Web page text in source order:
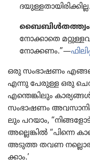
ദ​യു​ള്ള​താ​യി​രി​ക്കില്ല.
നോക്കാ​തെ
നോക്കണം.”—
ഒരു സംഭാ​ഷണം
എന്നു പേരുള്ള ഒരു
എന്തെങ്കി​ലും
സംഭാ​ഷണം
ലും പറയാം,
അല്ലെങ്കിൽ “പിന്നെ
അടുത്ത തവണ നല്ലൊരു
ക്കാം.’